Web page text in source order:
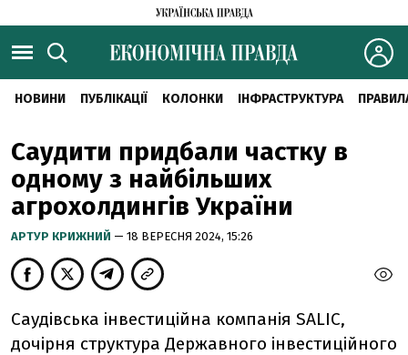
НОВИНИ ПУБЛІКАЦІЇ КОЛОНКИ ІНФРАСТРУКТУРА
Саудити придбали частку в
одному з найбільших
агрохолдингів України
АРТУР КРИЖНИЙ — 18 ВЕРЕСНЯ 2024, 15:26
Саудівська інвестиційна компанія SALIC,
дочірня структура Державного інвестиційного